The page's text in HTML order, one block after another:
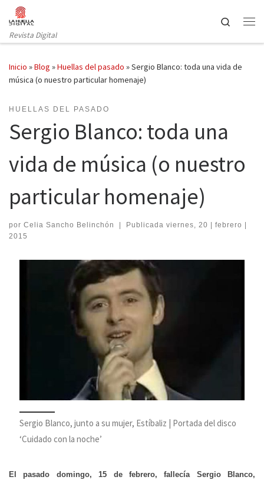
Saltar al contenido
Revista Digital
Search
Inicio »Blog »Huellas del pasado »Sergio Blanco: toda una vida de
música (o nuestro particular homenaje)
HUELLAS DEL PASADO
Sergio Blanco: toda una
vida de música (o nuestro
particular homenaje)
por Celia Sancho Belinchón | Publicada viernes, 20 | febrero |
2015
Sergio Blanco, junto a su mujer, Estíbaliz | Portada del disco
‘Cuidado con la noche’
El pasado domingo, 15 de febrero, fallecía Sergio Blanco,